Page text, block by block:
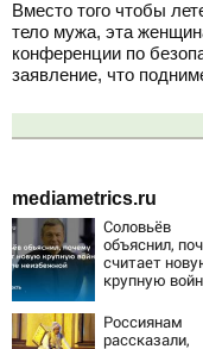
Вместо того чтобы
тело мужа, эта
конференции по
заявление, что
mediametrics.ru
Соловьёв
объяснил,
считает
крупную
неизбежной
Россиянам
рассказали,